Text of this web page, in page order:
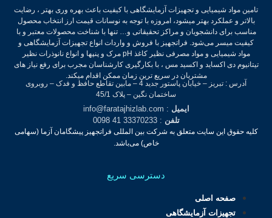
تامین مواد شیمیایی و تجهیزات آزمایشگاهی با کیفیت باعث بهره وری بهتر ، رضایت
بالاتر و عملکرد بهتر میشود، امروزه با توجه به نوسانات قیمت ارز انتخاب محصول
مناسب برای دانشجویان و مراکز تحقیقاتی و… تنها با شناخت محصولات معتبر و با
کیفیت میسر می‌شود.فراتجهیز با فروش و واردات انواع تجهیزات آزمایشگاهی و
مواد شیمیایی و مواد مصرفی نظیر کاغذ pH مرک و پنپها و انواع نانوذرات نظیر
تیتانیوم دی اکساید و اکسید مس ، با بکارگیری کارشناسان مجرب برای رفع نیاز های
مشتریان در سریع ترین زمان ممکن اقدام میکند.
آدرس : تبریز – خیابان پاستور جدید 4 – مابین تقاطع حافظ و فدک – روبروی
ساختمان نگین – پلاک 45/1
ایمیل: info@faratajhizlab.com
تلفن: 33370233 41 0098
کلیه حقوق این سایت متعلق به شرکت بین المللی فراتجهیز پیشگامان آزما (سهامی
خاص) می‌باشد.
دسترسی سریع
صفحه اصلی
تجهیزات آزمایشگاهی